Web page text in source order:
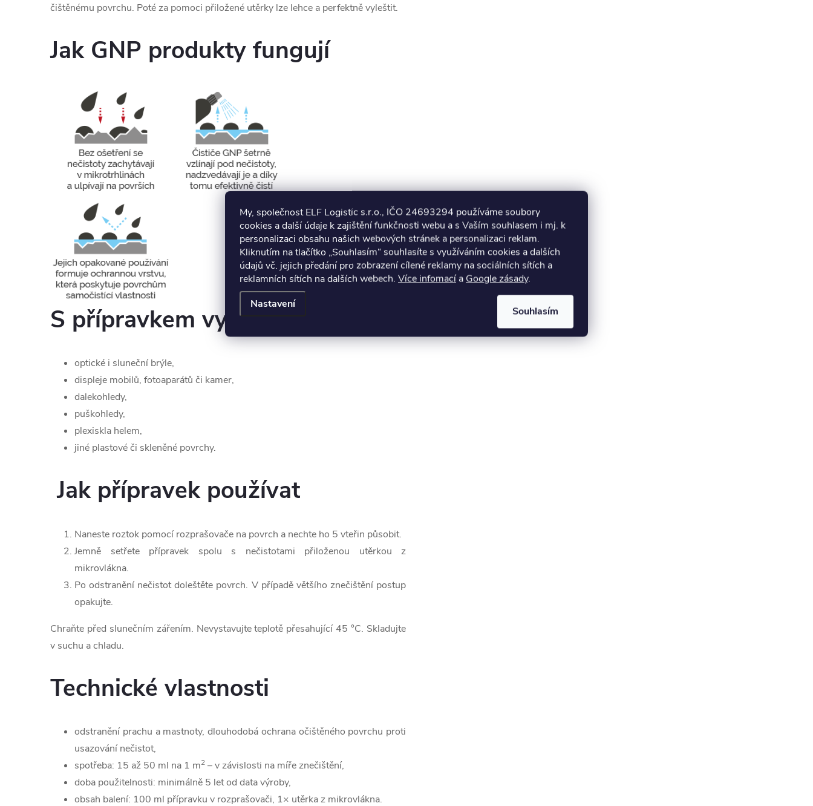
My, společnost ELF Logistic s.r.o., IČO 24693294 používáme soubory
cookies a další údaje k zajištění funkčnosti webu a s Vaším souhlasem i mj. k
personalizaci obsahu našich webových stránek a personalizaci reklam.
Kliknutím na tlačítko „Souhlasím“ souhlasíte s využíváním cookies a dalších
údajů vč. jejich předání pro zobrazení cílené reklamy na sociálních sítích a
reklamních sítích na dalších webech. Více infomací aGoogle zásady.
Nastavení
Souhlasím
čištěnému povrchu. Poté za pomoci přiložené utěrky lze lehce a perfektně vyleštit.
Jak GNP produkty fungují
S přípravkem vyčistíte
optické i sluneční brýle,
displeje mobilů, fotoaparátů či kamer,
dalekohledy,
puškohledy,
plexiskla helem,
jiné plastové či skleněné povrchy.
Jak přípravek používat
Naneste roztok pomocí rozprašovače na povrch a nechte ho 5 vteřin působit.
Jemně setřete přípravek spolu s nečistotami přiloženou utěrkou z
mikrovlákna.
Po odstranění nečistot doleštěte povrch. V případě většího znečištění postup
opakujte.
Chraňte před slunečním zářením. Nevystavujte teplotě přesahující 45 °C. Skladujte
v suchu a chladu.
Technické vlastnosti
odstranění prachu a mastnoty, dlouhodobá ochrana očištěného povrchu proti
usazování nečistot,
spotřeba: 15 až 50 ml na 1 m2 – v závislosti na míře znečištění,
doba použitelnosti: minimálně 5 let od data výroby,
obsah balení: 100 ml přípravku v rozprašovači, 1× utěrka z mikrovlákna.